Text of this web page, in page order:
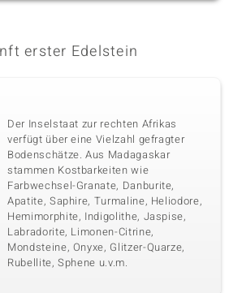
erster Edelstein
Der Inselstaat zur rechten Afrikas
verfügt über eine Vielzahl gefragter
Bodenschätze. Aus Madagaskar
stammen Kostbarkeiten wie
Farbwechsel-Granate, Danburite,
Apatite, Saphire, Turmaline, Heliodore,
Hemimorphite, Indigolithe, Jaspise,
Labradorite, Limonen-Citrine,
Mondsteine, Onyxe, Glitzer-Quarze,
Rubellite, Sphene u.v.m.